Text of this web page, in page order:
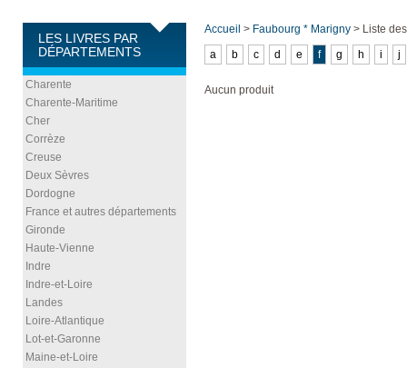
LES LIVRES PAR
DÉPARTEMENTS
Charente
Charente-Maritime
Cher
Corrèze
Creuse
Deux Sèvres
Dordogne
France et autres départements
Gironde
Haute-Vienne
Indre
Indre-et-Loire
Landes
Loire-Atlantique
Lot-et-Garonne
Maine-et-Loire
Accueil > Faubourg * Marigny > Liste
a
b c d e f g h i j
Aucun produit